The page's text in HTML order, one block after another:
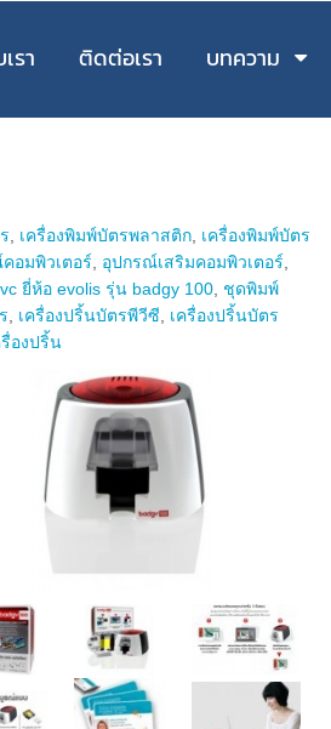
รา ติดต่อเรา บทความ
เครื่องพิมพ์บัตรพลาสติก เครื่องพิมพ์บัตร
อมพิวเตอร์ อุปกรณ์เสริมคอมพิวเตอร์
ยี่ห้อ evolis รุ่น badgy 100 ชุดพิมพ์
เครื่องปริ้นบัตรพีวีซี
เครื่องปริ้นบัตร
รื่องปริ้น